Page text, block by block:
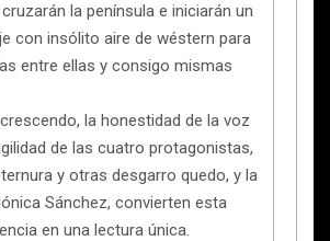
la península e iniciarán un
con insólito aire de wéstern para
entre ellas y consigo mismas
la honestidad de la voz
de las cuatro protagonistas,
y otras desgarro quedo, y la
Sánchez, convierten esta
en una lectura única.